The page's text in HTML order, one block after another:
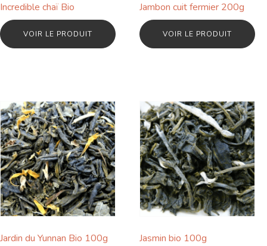
Incredible chaï Bio
VOIR LE PRODUIT
Jambon cuit fermier 200g
VOIR LE PRODUIT
Jardin du Yunnan Bio 100g Jasmin bio 100g